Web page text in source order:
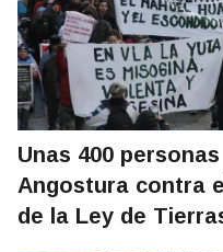
Unas 400
Angostura contra
de la Ley de